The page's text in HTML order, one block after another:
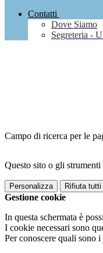
Contatti
Dove Siamo
Segreteria -
Campo di ricerca per le
Questo sito o gli
Personalizza Rifiuta tutti
Gestione cookie
In questa schermata è
I cookie necessari sono
Per conoscere quali sono